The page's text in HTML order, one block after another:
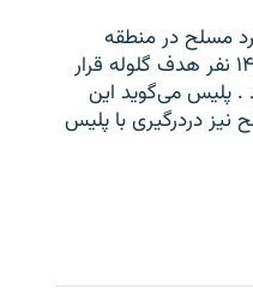
مسلح در منطقه
مرکزی تورنتو ،‌بزرگترین شهر کانادا،۱۴ نفر هدف گلوله قرار
. پلیس می‌گوید این
دردرگیری با پلیس